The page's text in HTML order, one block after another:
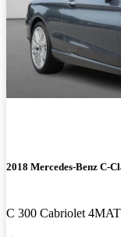
2018 Mercedes-Benz C-
C 300 Cabriolet